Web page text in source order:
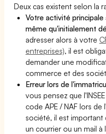
Deux cas existent selon la
Votre activité principale
même qu'initialement
adresser alors à votre
entreprises), il est
demander une
commerce et des
Erreur lors de
vous pensez que
code APE / NAF lors
société, il est important
un courrier ou un mail